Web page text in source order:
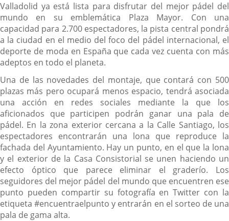
Valladolid ya está lista para disfrutar del mejor pádel del
mundo en su emblemática Plaza Mayor. Con una
capacidad para 2.700 espectadores, la pista central pondrá
a la ciudad en el medio del foco del pádel internacional, el
deporte de moda en España que cada vez cuenta con más
adeptos en todo el planeta.
Una de las novedades del montaje, que contará con 500
plazas más pero ocupará menos espacio, tendrá asociada
una acción en redes sociales mediante la que los
aficionados que participen podrán ganar una pala de
pádel. En la zona exterior cercana a la Calle Santiago, los
espectadores encontrarán una lona que reproduce la
fachada del Ayuntamiento. Hay un punto, en el que la lona
y el exterior de la Casa Consistorial se unen haciendo un
efecto óptico que parece eliminar el graderío. Los
seguidores del mejor pádel del mundo que encuentren ese
punto pueden compartir su fotografía en Twitter con la
etiqueta #encuentraelpunto y entrarán en el sorteo de una
pala de gama alta.